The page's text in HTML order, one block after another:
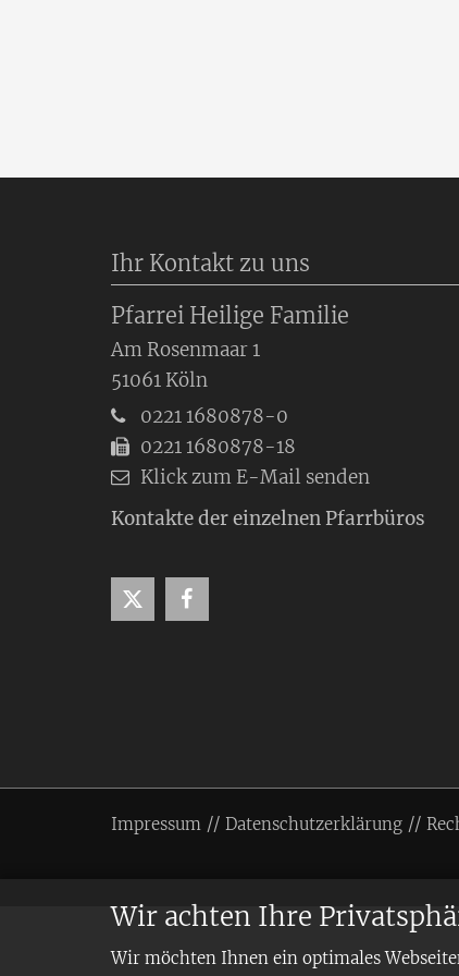
Wir achten Ihre
Wir möchten Ihnen ein optimales
Ihr Kontakt zu uns
Pfarrei Heilige Familie
Am Rosenmaar 1
51061 Köln
0221 1680878-0
0221 1680878-18
Klick zum E-Mail senden
Kontakte der einzelnen Pfarrbüros
Impressum Datenschutzerklärung